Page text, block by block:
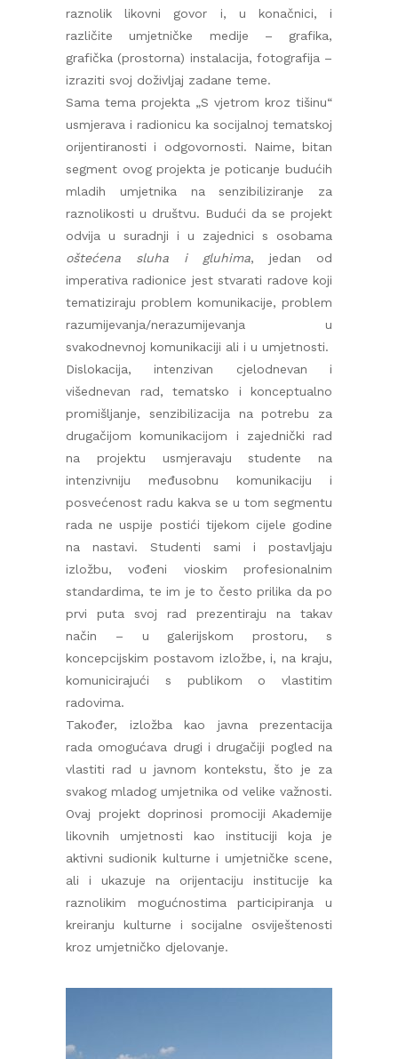
raznolik likovni govor i, u konačnici, i
različite umjetničke medije – grafika,
grafička (prostorna) instalacija, fotografija –
izraziti svoj doživljaj zadane teme.
Sama tema projekta „S vjetrom kroz tišinu“
usmjerava i radionicu ka socijalnoj tematskoj
orijentiranosti i odgovornosti. Naime, bitan
segment ovog projekta je poticanje budućih
mladih umjetnika na senzibiliziranje za
raznolikosti u društvu. Budući da se projekt
odvija u suradnji i u zajednici s osobama
oštećena sluha i gluhima, jedan od
imperativa radionice jest stvarati radove koji
tematiziraju problem komunikacije, problem
razumijevanja/nerazumijevanja u
svakodnevnoj komunikaciji ali i u umjetnosti.
Dislokacija, intenzivan cjelodnevan i
višednevan rad, tematsko i konceptualno
promišljanje, senzibilizacija na potrebu za
drugačijom komunikacijom i zajednički rad
na projektu usmjeravaju studente na
intenzivniju međusobnu komunikaciju i
posvećenost radu kakva se u tom segmentu
rada ne uspije postići tijekom cijele godine
na nastavi. Studenti sami i postavljaju
izložbu, vođeni vioskim profesionalnim
standardima, te im je to često prilika da po
prvi puta svoj rad prezentiraju na takav
način – u galerijskom prostoru, s
koncepcijskim postavom izložbe, i, na kraju,
komunicirajući s publikom o vlastitim
radovima.
Također, izložba kao javna prezentacija
rada omogućava drugi i drugačiji pogled na
vlastiti rad u javnom kontekstu, što je za
svakog mladog umjetnika od velike važnosti.
Ovaj projekt doprinosi promociji Akademije
likovnih umjetnosti kao instituciji koja je
aktivni sudionik kulturne i umjetničke scene,
ali i ukazuje na orijentaciju institucije ka
raznolikim mogućnostima participiranja u
kreiranju kulturne i socijalne osviještenosti
kroz umjetničko djelovanje.